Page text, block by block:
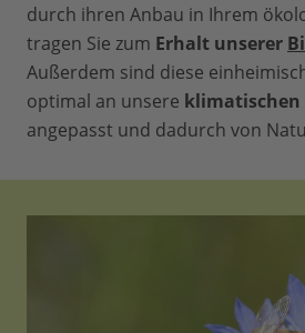
durch ihren Anbau in Ihrem
tragen Sie zum Erhalt unserer
Außerdem sind diese
optimal an unsere klimatischen
angepasst und dadurch von